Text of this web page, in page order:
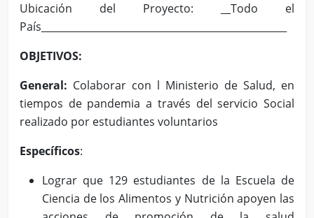
Ubicación del Proyecto: __Todo el
País__________________________________________________
OBJETIVOS:
General: Colaborar con l Ministerio de Salud, en
tiempos de pandemia a través del servicio Social
realizado por estudiantes voluntarios
Específicos:
Lograr que 129 estudiantes de la Escuela de
Ciencia de los Alimentos y Nutrición apoyen las